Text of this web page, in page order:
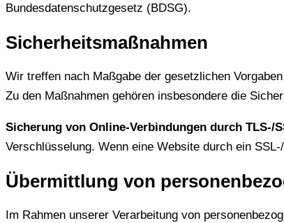
Bundesdatenschutzgesetz (BDSG).
Sicherheitsmaßnahmen
Wir treffen nach Maßgabe der gesetzlichen
Zu den Maßnahmen gehören insbesondere die
Sicherung von Online-Verbindungen durch TLS-/
Verschlüsselung. Wenn eine Website durch ein
Übermittlung von
Im Rahmen unserer Verarbeitung von